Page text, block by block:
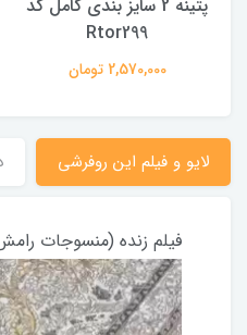
پتینه 2 سایز بندی کامل کد
Rtor299
2,570,000 تومان
لایو و فیلم این روفرشی
فیلم زنده (منسوجات